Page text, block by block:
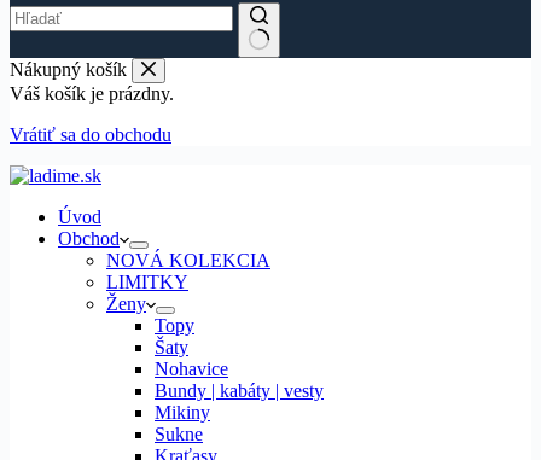
Nákupný košík
Váš košík je prázdny.
Vrátiť sa do obchodu
Úvod
Obchod
NOVÁ KOLEKCIA
LIMITKY
Ženy
Topy
Šaty
Nohavice
Bundy | kabáty | vesty
Mikiny
Sukne
Kraťasy